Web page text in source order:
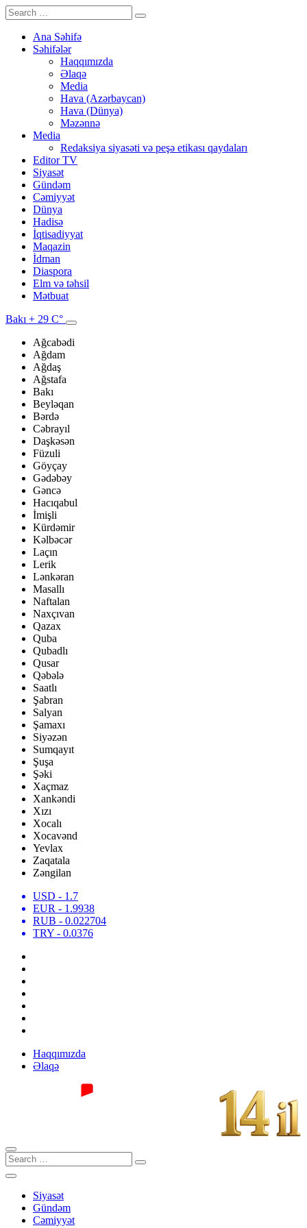
Ana Səhifə
Səhifələr
Haqqımızda
Əlaqə
Media
Hava (Azərbaycan)
Hava (Dünya)
Məzənnə
Media
Redaksiya siyasəti və peşə etikası qaydaları
Editor TV
Siyasət
Gündəm
Cəmiyyət
Dünya
Hadisə
İqtisadiyyat
Maqazin
İdman
Diaspora
Elm və təhsil
Mətbuat
Bakı + 29 C°
Ağcabədi
Ağdam
Ağdaş
Ağstafa
Bakı
Beyləqan
Bərdə
Cəbrayıl
Daşkəsən
Füzuli
Göyçay
Gədəbəy
Gəncə
Hacıqabul
İmişli
Kürdəmir
Kəlbəcər
Laçın
Lerik
Lənkəran
Masallı
Naftalan
Naxçıvan
Qazax
Quba
Qubadlı
Qusar
Qəbələ
Saatlı
Şabran
Salyan
Şamaxı
Siyəzən
Sumqayıt
Şuşa
Şəki
Xaçmaz
Xankəndi
Xızı
Xocalı
Xocavənd
Yevlax
Zaqatala
Zəngilan
USD - 1.7
EUR - 1.9938
RUB - 0.022704
TRY - 0.0376
Haqqımızda
Əlaqə
Siyasət
Gündəm
Cəmiyyət